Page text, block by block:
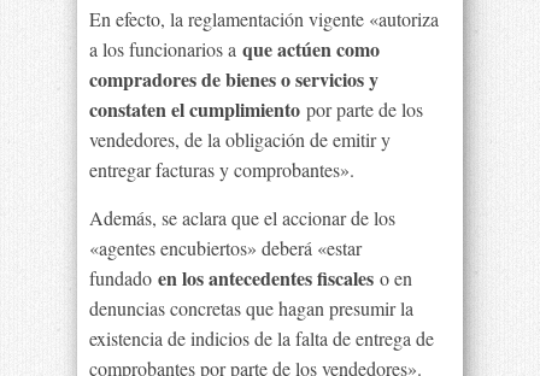
En efecto, la reglamentación vigente «autoriza
a los funcionarios a que actúen como
compradores de bienes o servicios y
constaten el cumplimiento por parte de los
vendedores, de la obligación de emitir y
entregar facturas y comprobantes».
Además, se aclara que el accionar de los
«agentes encubiertos» deberá «estar
fundado en los antecedentes fiscales o en
denuncias concretas que hagan presumir la
existencia de indicios de la falta de entrega de
comprobantes por parte de los vendedores».